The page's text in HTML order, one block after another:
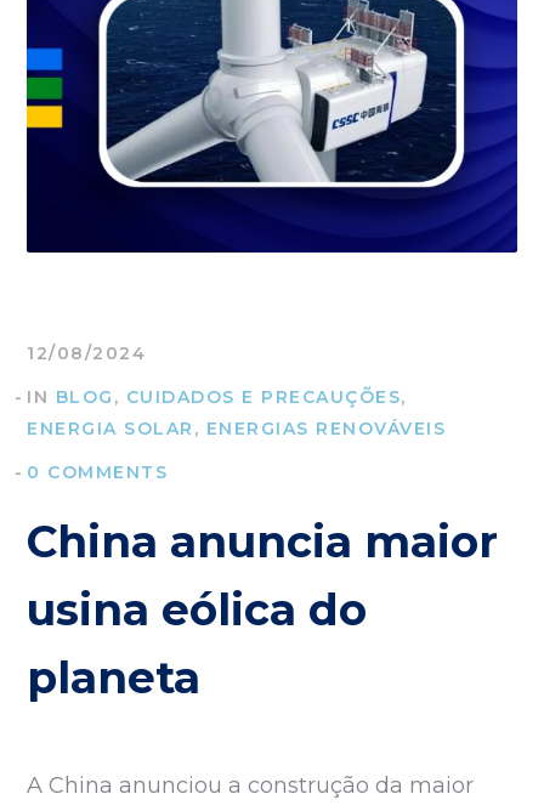
12/08/2024
IN BLOG , CUIDADOS E PRECAUÇÕES,
ENERGIA SOLAR , ENERGIAS RENOVÁVEIS
0 COMMENTS
China anuncia maior
usina eólica do
planeta
A China anunciou a construção da maior
os resultados de preenchimento